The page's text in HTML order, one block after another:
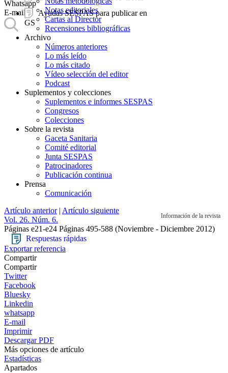
Ayudas SESPAS para publicar en
GS
Whatsapp
E-mail
Notas editoriales
Cartas al Director
Recensiones bibliográficas
Archivo
Números anteriores
Lo más leído
Lo más citado
Vídeo selección del editor
Podcast
Suplementos y colecciones
Suplementos e informes SESPAS
Congresos
Colecciones
Sobre la revista
Gaceta Sanitaria
Comité editorial
Junta SESPAS
Patrocinadores
Publicación continua
Prensa
Comunicación
Información de la revista
Artículo anterior| Artículo siguiente
Vol. 26. Núm. 6.
Páginas e21-e24 Páginas 495-588 (Noviembre - Diciembre 2012)
Respuestas rápidas
Exportar referencia
Compartir
Compartir
Twitter
Facebook
Bluesky
Linkedin
whatsapp
E-mail
Imprimir
Descargar PDF
Más opciones de artículo
Estadísticas
Apartados